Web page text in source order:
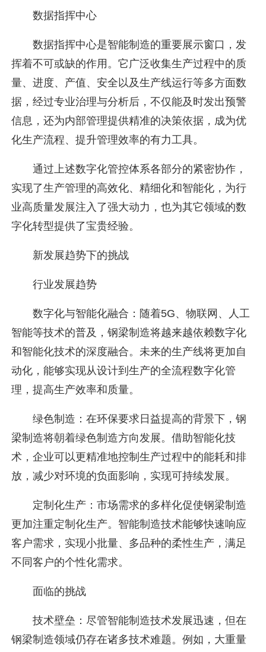
数据指挥中心
数据指挥中心是智能制造的重要展示窗口，发
挥着不可或缺的作用。它广泛收集生产过程中的质
量、进度、产值、安全以及生产线运行等多方面数
据，经过专业治理与分析后，不仅能及时发出预警
信息，还为内部管理提供精准的决策依据，成为优
化生产流程、提升管理效率的有力工具。
通过上述数字化管控体系各部分的紧密协作，
实现了生产管理的高效化、精细化和智能化，为行
业高质量发展注入了强大动力，也为其它领域的数
字化转型提供了宝贵经验。
新发展趋势下的挑战
行业发展趋势
数字化与智能化融合：随着5G、物联网、人工
智能等技术的普及，钢梁制造将越来越依赖数字化
和智能化技术的深度融合。未来的生产线将更加自
动化，能够实现从设计到生产的全流程数字化管
理，提高生产效率和质量。
绿色制造：在环保要求日益提高的背景下，钢
梁制造将朝着绿色制造方向发展。借助智能化技
术，企业可以更精准地控制生产过程中的能耗和排
放，减少对环境的负面影响，实现可持续发展。
定制化生产：市场需求的多样化促使钢梁制造
更加注重定制化生产。智能制造技术能够快速响应
客户需求，实现小批量、多品种的柔性生产，满足
不同客户的个性化需求。
面临的挑战
技术壁垒：尽管智能制造技术发展迅速，但在
钢梁制造领域仍存在诸多技术难题。例如，大重量